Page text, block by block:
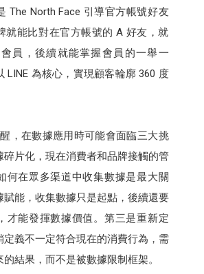
The North Face 引導官方帳號好友
就能比對在官方帳號的 A 好友，就
員，後續就能掌握會員的一舉一
LINE 為核心，實現顧客輪廓 360 度
，在數據應用時可能會面臨三大挑
碎片化，現在消費者和品牌接觸的管
何在眾多渠道中收集數據是最大關
賦能，收集數據只是起點，後續還要
才能發揮數據價值。第三是重新定
定義不一定符合現在的消費行為，需
結果，而不是被數據限制框架。